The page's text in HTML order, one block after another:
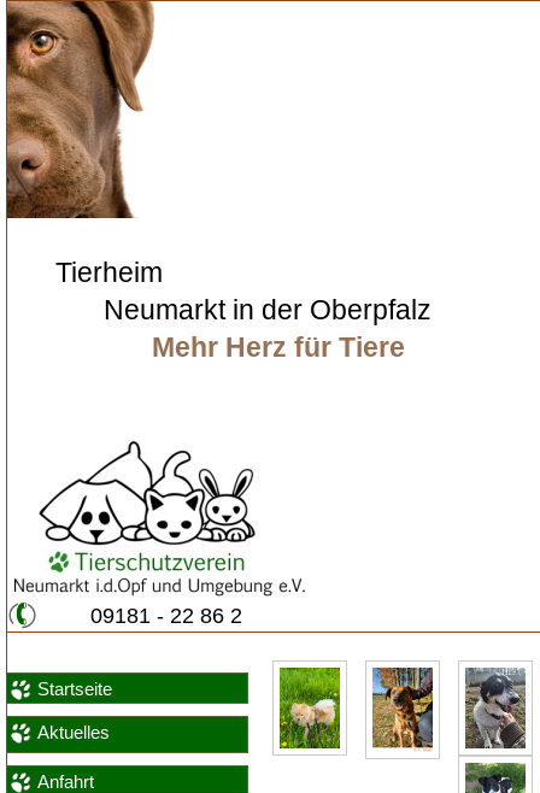
Tierheim
Neumarkt in der Oberpfalz
Mehr Herz für Tiere
09181 - 22 86 2
Startseite
Aktuelles
Anfahrt